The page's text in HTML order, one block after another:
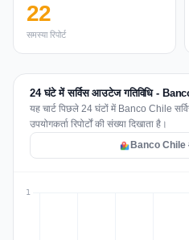
22
समस्या रिपोर्ट
24 घंटे में सर्विस आउटेज गतिविधि -
यह चार्ट पिछले 24 घंटों में Banco Chile
उपयोगकर्ता रिपोर्टों की संख्या दिखाता है।
Banco